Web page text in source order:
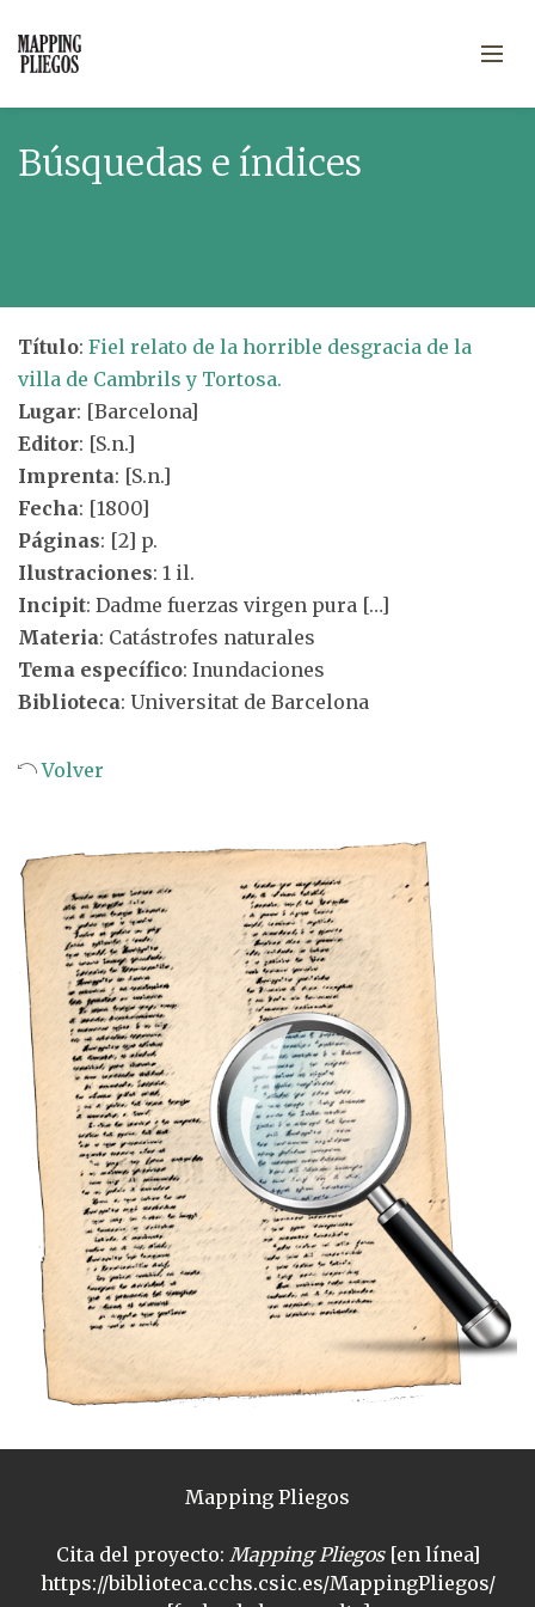
Búsquedas e índices
Título: Fiel relato de la horrible desgracia de la
villa de Cambrils y Tortosa.
Lugar: [Barcelona]
Editor: [S.n.]
Imprenta: [S.n.]
Fecha: [1800]
Páginas: [2] p.
Ilustraciones: 1 il.
Incipit: Dadme fuerzas virgen pura […]
Materia: Catástrofes naturales
Tema específico: Inundaciones
Biblioteca: Universitat de Barcelona
Volver
Mapping Pliegos
Cita del proyecto: Mapping Pliegos[en línea]
https://biblioteca.cchs.csic.es/MappingPliegos/